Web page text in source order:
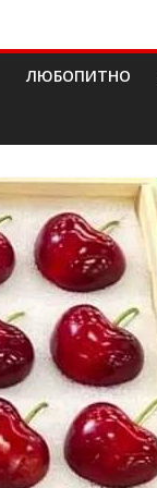
ЛЮБОПИТНО